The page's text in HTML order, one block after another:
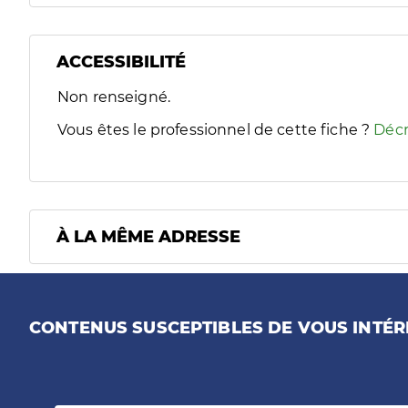
ACCESSIBILITÉ
Filtres
Sélectionnez un ou plusieurs handicaps/besoins
Non renseigné.
Vous êtes le professionnel de cette fiche ?
À LA MÊME ADRESSE
CONTENUS SUSCEPTIBLES DE VOUS